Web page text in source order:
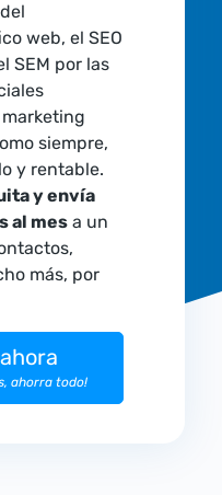
web, el SEO
SEM por las
siempre,
y rentable.
y envía
al mesa un
más, por
ahorra todo!